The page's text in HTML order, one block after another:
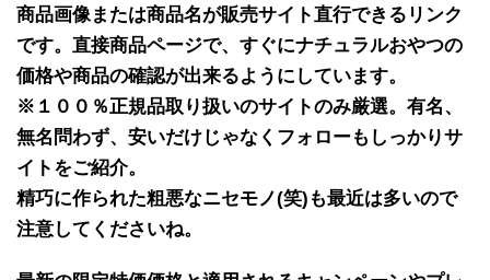
商品画像または商品名が販売サイト直行できるリンク
です。 直接商品ページで、すぐにナチュラルおやつの
価格や商品の確認が出来るようにしています。
※１００％正規品取り扱いのサイトのみ厳選。有名、
無名問わず、安いだけじゃなくフォローもしっかりサ
イトをご紹介。
精巧に作られた粗悪なニセモノ(笑)も最近は多いので
注意してくださいね。